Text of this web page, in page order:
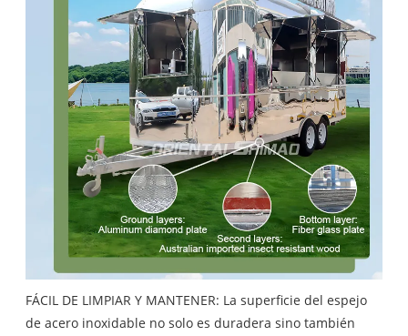
FÁCIL DE LIMPIAR Y MANTENER: La superficie del espejo
de acero inoxidable no solo es duradera sino también